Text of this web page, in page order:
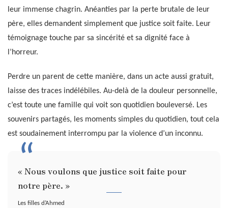
leur immense chagrin. Anéanties par la perte brutale de leur
père, elles demandent simplement que justice soit faite. Leur
témoignage touche par sa sincérité et sa dignité face à
l’horreur.
Perdre un parent de cette manière, dans un acte aussi gratuit,
laisse des traces indélébiles. Au-delà de la douleur personnelle,
c’est toute une famille qui voit son quotidien bouleversé. Les
souvenirs partagés, les moments simples du quotidien, tout cela
est soudainement interrompu par la violence d’un inconnu.
« Nous voulons que justice soit faite pour
notre père. »
Les filles d’Ahmed